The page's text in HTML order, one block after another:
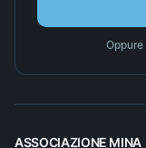
Oppure
ASSOCIAZIONE MINA